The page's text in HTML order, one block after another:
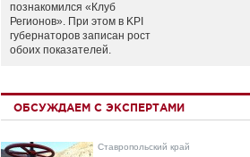
познакомился «Клуб
Регионов». При этом в KPI
губернаторов записан рост
обоих показателей.
ОБСУЖДАЕМ С ЭКСПЕРТАМИ
Ставропольский край